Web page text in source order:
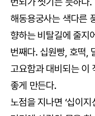
해동용궁사는 색다른
향하는 비탈길에 줄지
번째다. 십원빵, 호떡,
고요함과 대비되는 이
좋게 만든다.
노점을 지나면 ‘십이지